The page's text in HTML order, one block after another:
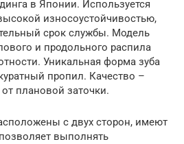
в Японии. Используется
износоустойчивостью,
срок службы. Модель
и продольного распила
Уникальная форма зуба
пропил. Качество –
плановой заточки.
с двух сторон, имеют
выполнять